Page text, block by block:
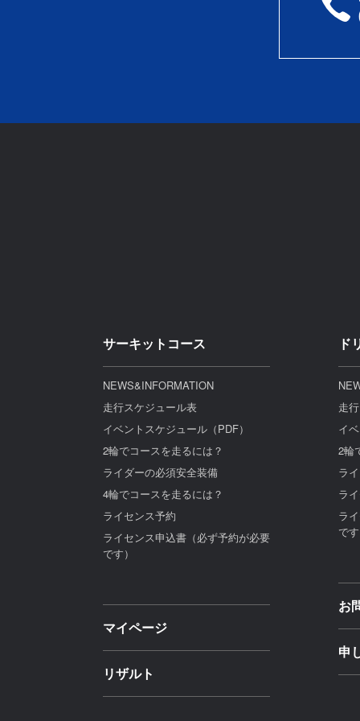
サーキットコース
NEWS&INFORMATION
走行スケジュール表
イベントスケジュール（PDF）
2輪でコースを走るには？
ライダーの必須安全装備
4輪でコースを走るには？
ライセンス予約
ライセンス申込書（必ず予約が必要
です）
マイページ
リザルト
ド
走
イ
2輪
ラ
ラ
ラ
で
お
申